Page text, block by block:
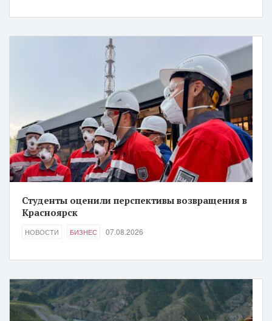
Студенты оценили перспективы возвращения в
Красноярск
НОВОСТИ БИЗНЕС 07.08.2026